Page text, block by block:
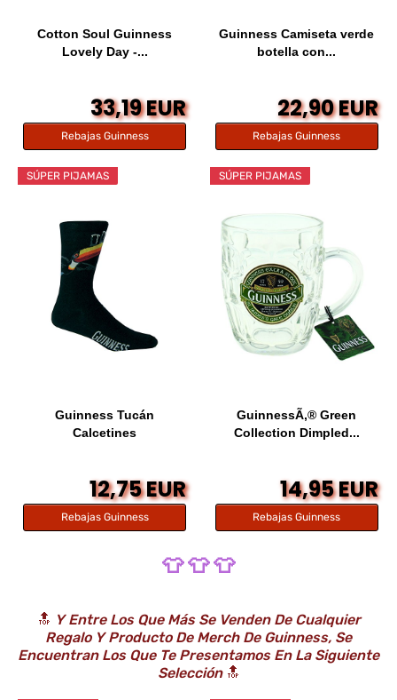
Cotton Soul Guinness
Lovely Day -...
33,19 EUR
Rebajas Guinness
Guinness Camiseta verde
botella con...
22,90 EUR
Rebajas Guinness
SÚPER PIJAMAS
Guinness Tucán
Calcetines
12,75 EUR
Rebajas Guinness
SÚPER PIJAMAS
GuinnessÃ‚® Green
Collection Dimpled...
14,95 EUR
Rebajas Guinness
👕 👕 👕
🔝 Y Entre Los Que Más Se Venden De Cualquier
Regalo Y Producto De Merch De Guinness, Se
Encuentran Los Que Te Presentamos En La Siguiente
Selección🔝